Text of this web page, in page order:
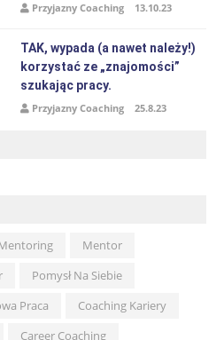
Przyjazny Coaching 13.10.23
TAK, wypada (a nawet należy!)
korzystać ze „znajomości”
szukając pracy.
Przyjazny Coaching 25.8.23
Mentor
Pomysł Na Siebie
Praca
Coaching Kariery
Career Coaching